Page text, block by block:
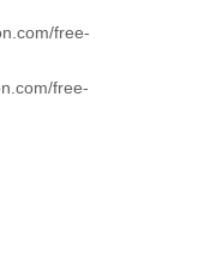
free-
free-